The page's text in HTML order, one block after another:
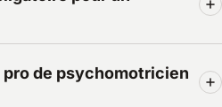
à tout psychomotricien
que professionnel de santé.
pro de psychomotricien